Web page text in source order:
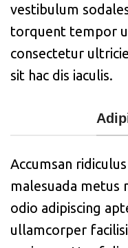
vestibulum
torquent tempor
consectetur
sit hac dis iaculis.
Accumsan
malesuada metus
odio adipiscing
ullamcorper